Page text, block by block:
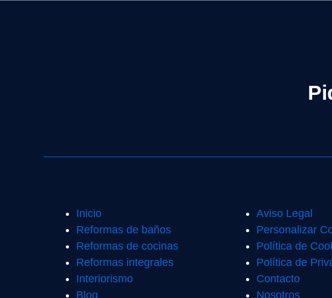
Inicio
Reformas de baños
Reformas de cocinas
Reformas integrales
Interiorismo
Blog
Aviso Legal
Personalizar
Política de
Política de
Contacto
Nosotros